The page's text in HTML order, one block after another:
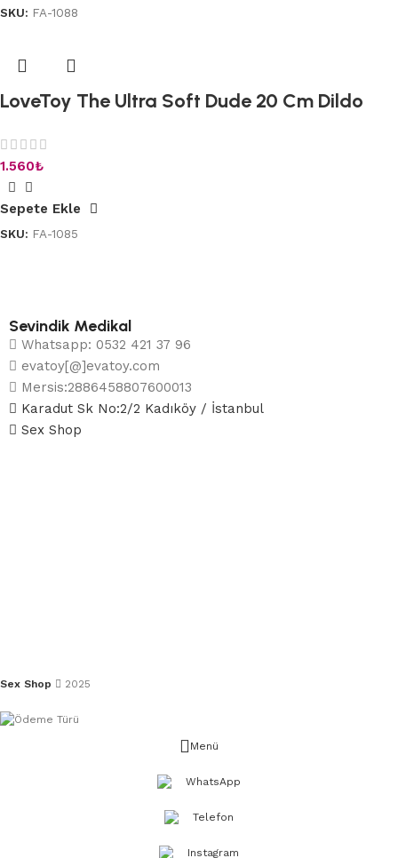
SKU: FA-1088
LoveToy The Ultra Soft Dude 20 Cm Dildo
1.560₺
Sepete Ekle
SKU: FA-1085
Sevindik Medikal
Whatsapp: 0532 421 37 96
evatoy[@]evatoy.com
Mersis:2886458807600013
Karadut Sk No:2/2 Kadıköy / İstanbul
Sex Shop
Sex Shop 2025
Menü
WhatsApp
Telefon
Instagram